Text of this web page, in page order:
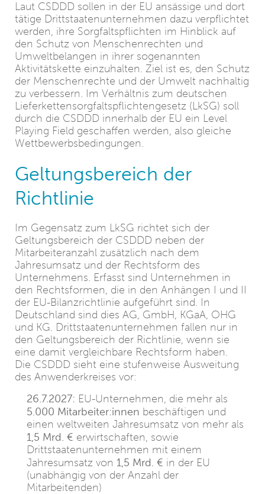
Laut CSDDD sollen in der EU ansässige und dort
tätige Drittstaatenunternehmen dazu verpflichtet
werden, ihre Sorgfaltspflichten im Hinblick auf
den Schutz von Menschenrechten und
Umweltbelangen in ihrer sogenannten
Aktivitätskette einzuhalten. Ziel ist es, den Schutz
der Menschenrechte und der Umwelt nachhaltig
zu verbessern. Im Verhältnis zum deutschen
Lieferkettensorgfaltspflichtengesetz (LkSG) soll
durch die CSDDD innerhalb der EU ein Level
Playing Field geschaffen werden, also gleiche
Wettbewerbsbedingungen.
Geltungsbereich der
Richtlinie
Im Gegensatz zum LkSG richtet sich der
Geltungsbereich der CSDDD neben der
Mitarbeiteranzahl zusätzlich nach dem
Jahresumsatz und der Rechtsform des
Unternehmens. Erfasst sind Unternehmen in
den Rechtsformen, die in den Anhängen I und II
der EU-Bilanzrichtlinie aufgeführt sind. In
Deutschland sind dies AG, GmbH, KGaA, OHG
und KG. Drittstaatenunternehmen fallen nur in
den Geltungsbereich der Richtlinie, wenn sie
eine damit vergleichbare Rechtsform haben.
Die CSDDD sieht eine stufenweise Ausweitung
des Anwenderkreises vor:
26.7.2027: EU-Unternehmen, die mehr als
5.000 Mitarbeiter:innen beschäftigen und
einen weltweiten Jahresumsatz von mehr als
1,5 Mrd. € erwirtschaften, sowie
Drittstaatenunternehmen mit einem
Jahresumsatz von 1,5 Mrd. € in der EU
(unabhängig von der Anzahl der
Mitarbeitenden)